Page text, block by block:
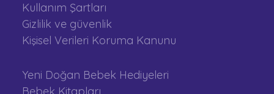
Kullanım Şartları
Gizlilik ve güvenlik
Kişisel Verileri Koruma Kanunu
Yeni Doğan Bebek Hediyeleri